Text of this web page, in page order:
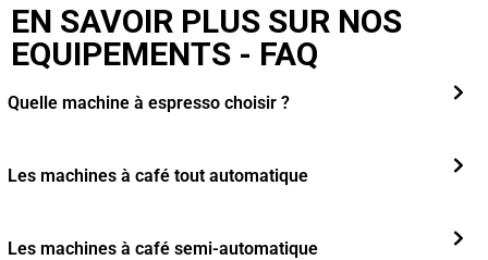
EN SAVOIR PLUS SUR NOS
EQUIPEMENTS - FAQ
Quelle machine à espresso choisir ?
Les machines à café tout automatique
Les machines à café semi-automatique